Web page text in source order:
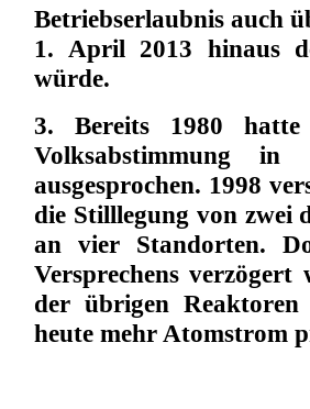
Betriebserlaubnis auch
1. April 2013 hinaus
würde.
3. Bereits 1980
Volksabstimmung in
ausgesprochen. 1998
die Stilllegung von zwei
an vier Standorten.
Versprechens
der übrigen Reaktoren
heute mehr Atomstrom